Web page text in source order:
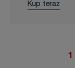
Kup teraz
1